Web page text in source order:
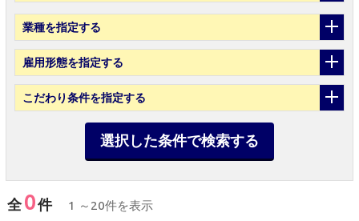
業種を指定する
雇用形態を指定する
こだわり条件を指定する
選択した条件で検索する
全0件 1 ～20件を表示